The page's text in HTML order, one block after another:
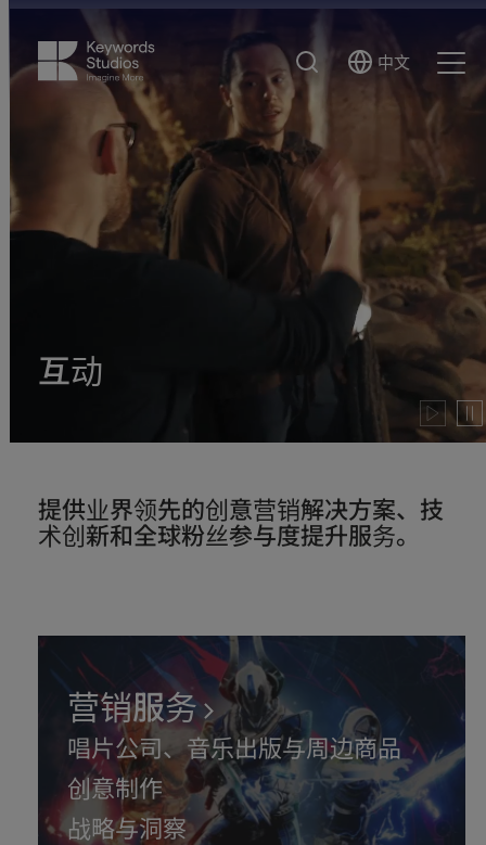
搜
索
Select
中文
互动
Play
video
提供业界领先的创意营销解决方案、技
术创新和全球粉丝参与度提升服务。
营销服务
唱片公司、音乐出版与周边商品
创意制作
战略与洞察